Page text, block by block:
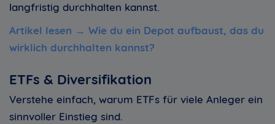
langfristig durchhalten kannst.
Artikel lesen → Wie du ein Depot aufbaust, das du
wirklich durchhalten kannst?
ETFs & Diversifikation
Verstehe einfach, warum ETFs für viele Anleger ein
sinnvoller Einstieg sind.